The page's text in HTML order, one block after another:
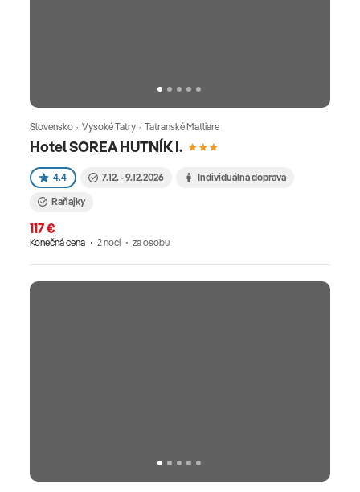
Hotel SOREA HUTNÍK I.
Slovensko · Vysoké Tatry · Tatranské Matliare
4.4 7.12. - 9.12.2026 Individuálna doprava
Raňajky
117 €
Konečná cena 2 nocí za osobu